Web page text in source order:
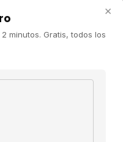
×
minutos. Gratis, todos los